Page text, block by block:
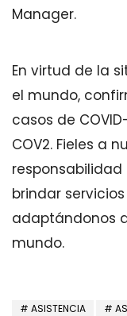
Manager.
En virtud de la
el mundo,
casos de
COV2. Fieles a
brindar
adaptándonos
mundo.
ASISTENCIA